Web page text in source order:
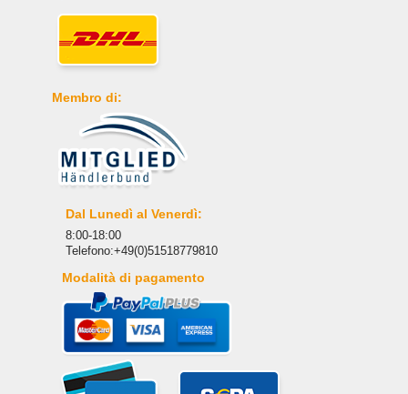
Membro di:
Dal Lunedì al Venerdì:
8:00-18:00
Telefono:+49(0)51518779810
Modalità di pagamento